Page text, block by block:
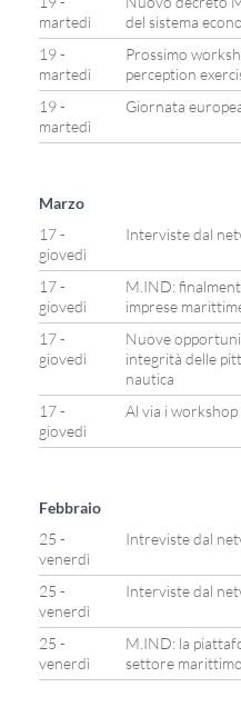
martedì
del sistema
19 -
martedì
Prossimo
perception
19 -
martedì
Giornata
Marzo
17 -
giovedì
Interviste dal
17 -
giovedì
M.IND:
imprese
17 -
giovedì
Nuove
integrità delle
nautica
17 -
giovedì
Al via i
Febbraio
25 -
venerdì
Intreviste dal
25 -
venerdì
Interviste dal
25 -
venerdì
M.IND: la
settore